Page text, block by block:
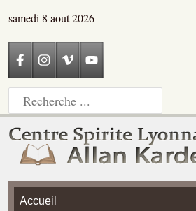
samedi 8 aout 2026
Accueil